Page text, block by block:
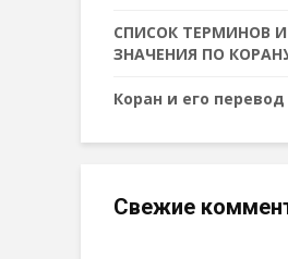
СПИСОК ТЕРМИНОВ
ЗНАЧЕНИЯ ПО
Коран и его перевод
Свежие